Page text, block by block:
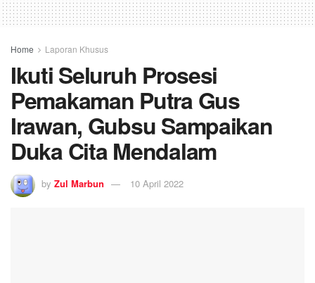
Home Laporan Khusus
Ikuti Seluruh Prosesi
Pemakaman Putra Gus
Irawan, Gubsu Sampaikan
Duka Cita Mendalam
by Zul Marbun 10 April 2022